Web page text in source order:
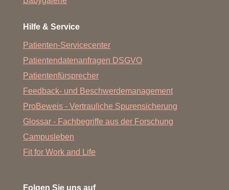
Hilfe & Service
Patienten-Servicecenter
Patientendatenanfragen DSGVO
Patientenfürsprecher
Feedback- und Beschwerdemanagement
ProBeweis - Vertrauliche Spurensicherung
Glossar - Fachbegriffe aus der Forschung
Campusleben
Fit for Work and Life
Folgen Sie uns auf